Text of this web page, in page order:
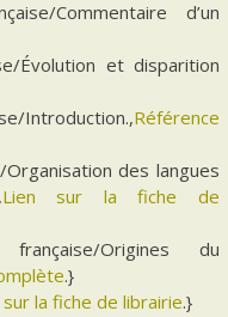
Commentaire d’un
Évolution et disparition
Introduction.,Référence
des langues
Lien sur la fiche de
Origines du
.}
sur la fiche de librairie.}